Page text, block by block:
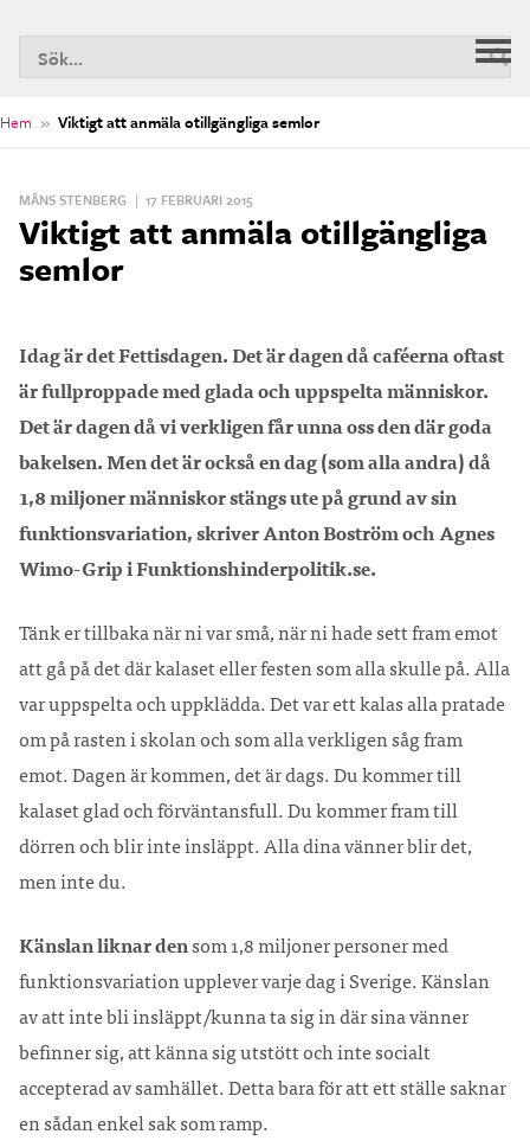
Hem » Viktigt att anmäla otillgängliga semlor
MÅNS STENBERG | 17 FEBRUARI 2015
Viktigt att anmäla otillgängliga
semlor
Idag är det Fettisdagen. Det är dagen då caféerna oftast
är fullproppade med glada och uppspelta människor.
Det är dagen då vi verkligen får unna oss den där goda
bakelsen. Men det är också en dag (som alla andra) då
1,8 miljoner människor stängs ute på grund av sin
funktionsvariation, skriver Anton Boström och Agnes
Wimo-Grip i Funktionshinderpolitik.se.
Tänk er tillbaka när ni var små, när ni hade sett fram emot
att gå på det där kalaset eller festen som alla skulle på. Alla
var uppspelta och uppklädda. Det var ett kalas alla pratade
om på rasten i skolan och som alla verkligen såg fram
emot. Dagen är kommen, det är dags. Du kommer till
kalaset glad och förväntansfull. Du kommer fram till
dörren och blir inte insläppt. Alla dina vänner blir det,
men inte du.
Känslan liknar densom 1,8 miljoner personer med
funktionsvariation upplever varje dag i Sverige. Känslan
av att inte bli insläppt/kunna ta sig in där sina vänner
befinner sig, att känna sig utstött och inte socialt
accepterad av samhället. Detta bara för att ett ställe saknar
en sådan enkel sak som ramp.